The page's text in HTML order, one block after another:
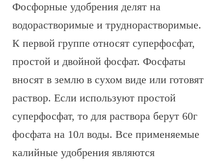
Фосфорные удобрения делят на
водорастворимые и труднорастворимые.
К первой группе относят суперфосфат,
простой и двойной фосфат. Фосфаты
вносят в землю в сухом виде или готовят
раствор. Если используют простой
суперфосфат, то для раствора берут 60г
фосфата на 10л воды. Все применяемые
калийные удобрения являются